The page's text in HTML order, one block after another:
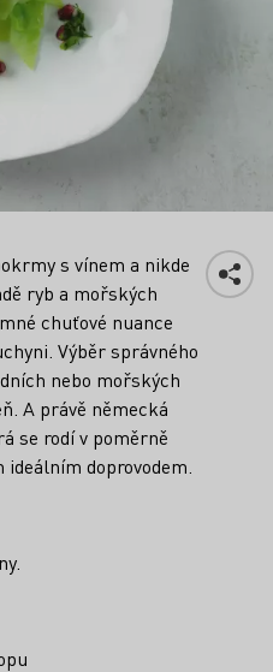
s vínem a nikde
ryb a mořských
chuťové nuance
Výběr správného
nebo mořských
A právě německá
se rodí v poměrně
doprovodem.